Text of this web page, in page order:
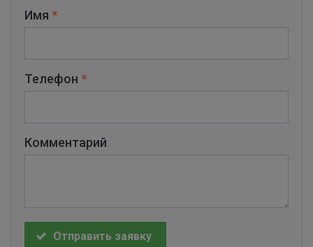
Имя
Телефон
Комментарий
Отправить заявку